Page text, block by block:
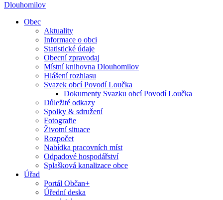
Dlouhomilov
Obec
Aktuality
Informace o obci
Statistické údaje
Obecní zpravodaj
Místní knihovna Dlouhomilov
Hlášení rozhlasu
Svazek obcí Povodí Loučka
Dokumenty Svazku obcí Povodí Loučka
Důležité odkazy
Spolky & sdružení
Fotografie
Životní situace
Rozpočet
Nabídka pracovních míst
Odpadové hospodářství
Splašková kanalizace obce
Úřad
Portál Občan+
Úřední deska